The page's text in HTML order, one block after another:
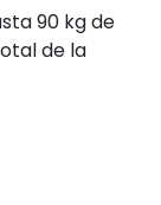
90 kg de
de la